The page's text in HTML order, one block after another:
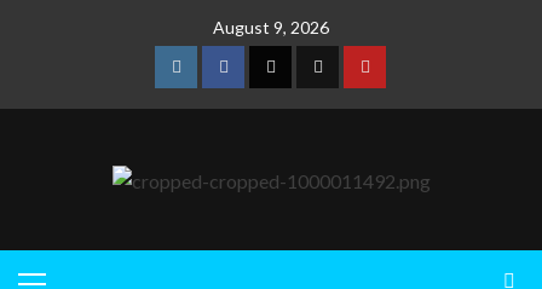
August 9, 2026